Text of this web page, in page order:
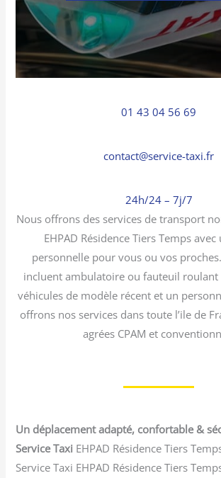
01 43 04 56 69
contact@service-taxi.fr
24h/24 – 7j/7
Nous offrons des services de transport
EHPAD Résidence Tiers Temps
personnelle pour vous ou vos
incluent ambulatoire ou fauteuil roulant
véhicules de modèle récent et un
offrons nos services dans toute l’ile de
agrées CPAM et
Un déplacement adapté, confortable &
Service Taxi EHPAD Résidence Tiers
Service Taxi EHPAD Résidence Tiers